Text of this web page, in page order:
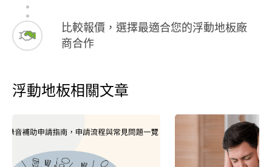
比較報價，選擇最適合您的浮動地板廠
商合作
浮動地板相關文章